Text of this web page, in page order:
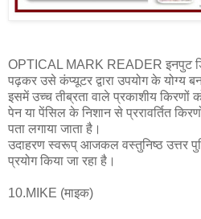
OPTICAL MARK READER इनपुट
पढ़कर उसे कंप्यूटर द्वारा उपयोग के योग्य
इसमें उच्च तीब्रता वाले प्रकाशीय किरणों
पेन या पेंसिल के निशान से प्ररावर्तित
पता लगाया जाता है।
उदाहरण स्वरूप् आजकल वस्तुनिष्ठ उत्तर
प्रयोग किया जा रहा है।
10.MIKE (माइक)